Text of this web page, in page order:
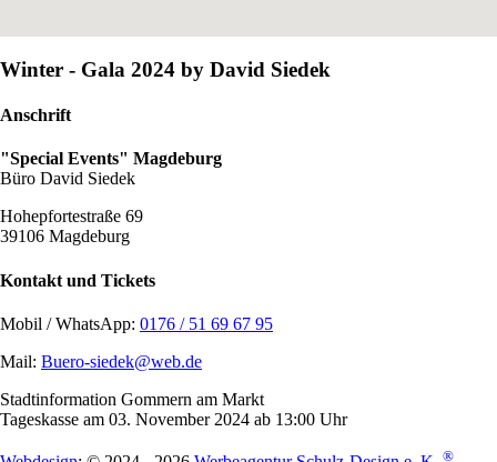
Winter - Gala 2024 by David Siedek
Anschrift
"Special Events" Magdeburg
Büro David Siedek
Hohepfortestraße 69
39106 Magdeburg
Kontakt und Tickets
Mobil / WhatsApp: 0176 / 51 69 67 95
Mail: Buero-siedek@web.de
Stadtinformation Gommern am Markt
Tageskasse am 03. November 2024 ab 13:00 Uhr
®